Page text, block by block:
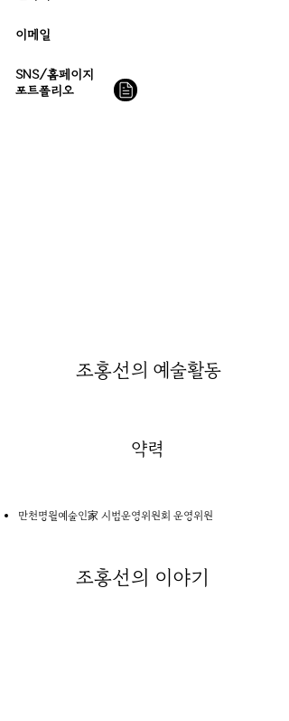
이메일
SNS/홈페이지
​포트폴리오
조홍선의 예술활동
약력
만천명월예술인家 시범운영위원회 운영위원
조홍선의 이야기